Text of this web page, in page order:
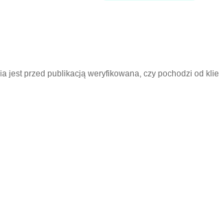
przed publikacją weryfikowana, czy pochodzi od